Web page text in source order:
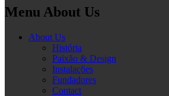
Menu About Us
About Us
História
Paixão & Design
Instalações
Fundadores
Contact